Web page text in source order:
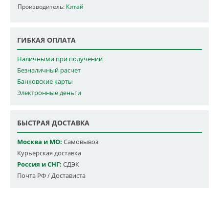
Производитель: Китай
ГИБКАЯ ОПЛАТА
Наличными при получении
Безналичный расчет
Банковские карты
Электронные деньги
БЫСТРАЯ ДОСТАВКА
Москва и МО: Самовывоз
Курьерская доставка
Россия и СНГ: СДЭК
Почта РФ / Достависта